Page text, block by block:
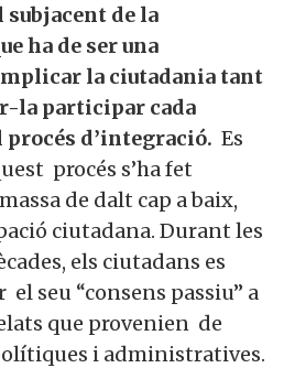
de la
ha de ser una
la ciutadania tant
la participar cada
procés d’integració. Es
procés s’ha fet
de dalt cap a baix,
ciutadana. Durant les
els ciutadans es
seu “consens passiu” a
que provenien de
i administratives.